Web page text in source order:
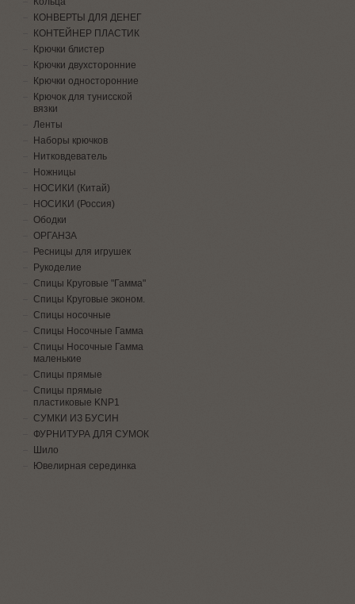
КОНВЕРТЫ ДЛЯ ДЕНЕГ
КОНТЕЙНЕР ПЛАСТИК
Крючки блистер
Крючки двухсторонние
Крючки односторонние
Крючок для тунисской
вязки
Ленты
Наборы крючков
Нитковдеватель
Ножницы
НОСИКИ (Китай)
НОСИКИ (Россия)
Ободки
ОРГАНЗА
Ресницы для игрушек
Рукоделие
Спицы Круговые "Гамма"
Спицы Круговые эконом.
Спицы носочные
Спицы Носочные Гамма
Спицы Носочные Гамма
маленькие
Спицы прямые
Спицы прямые
пластиковые KNP1
СУМКИ ИЗ БУСИН
ФУРНИТУРА ДЛЯ СУМОК
Шило
Ювелирная серединка